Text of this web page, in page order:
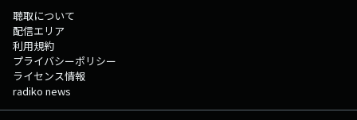
聴取について
配信エリア
利用規約
プライバシーポリシー
ライセンス情報
radiko news